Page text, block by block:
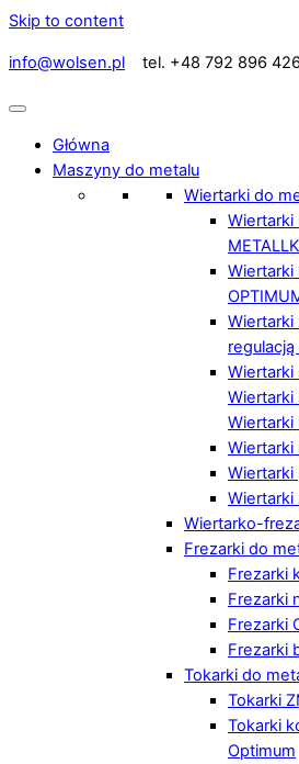
Skip to content
info@wolsen.pl tel. +48 792 896
Główna
Maszyny do metalu
Wiertarki do
Wiertarki
Wiertarki
Wiertarki
Wiertarki
Wiertarki
Wiertarko-
Frezarki do
Frezarki
Frezarki
Frezarki
Frezarki
Tokarki do
Tokarki
Tokarki
Optimum